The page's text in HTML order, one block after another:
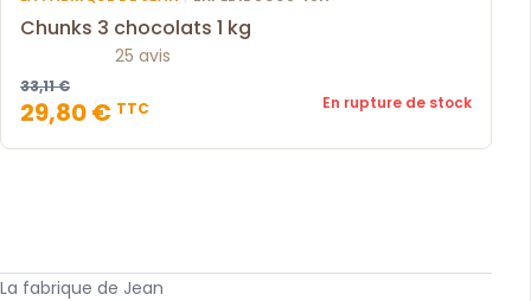
Chunks 3 chocolats 1 kg
25 avis
33,11 €
29,80 € TTC En rupture de stock
La fabrique de Jean